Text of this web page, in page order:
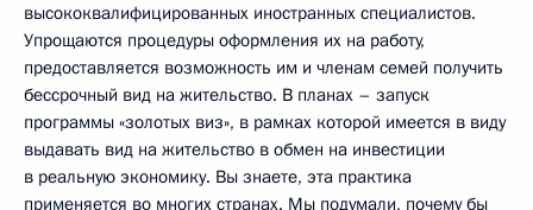
высококвалифицированных иностранных специалистов.
Упрощаются процедуры оформления их на работу,
предоставляется возможность им и членам семей получить
бессрочный вид на жительство. В планах – запуск
программы «золотых виз», в рамках которой имеется в виду
выдавать вид на жительство в обмен на инвестиции
в реальную экономику. Вы знаете, эта практика
применяется во многих странах. Мы подумали, почему бы